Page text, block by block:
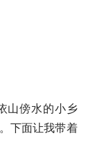
山傍水的小乡
下面让我带着